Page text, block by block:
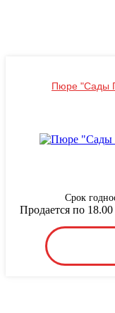
Пюре "Сады
Срок
Продается по